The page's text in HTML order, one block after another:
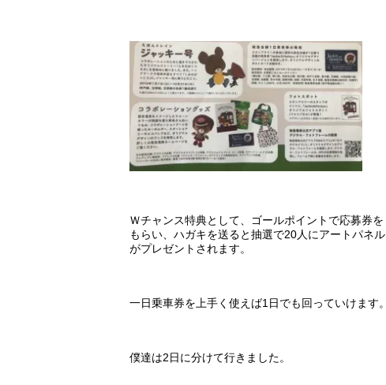
Ｗチャンス特典として、ゴールポイントで応募券を
もらい、ハガキを送ると抽選で20人にアートパネル
がプレゼントされます。
一日乗車券を上手く使えば1日でも回っていけます。
僕達は2日に分けて行きました。